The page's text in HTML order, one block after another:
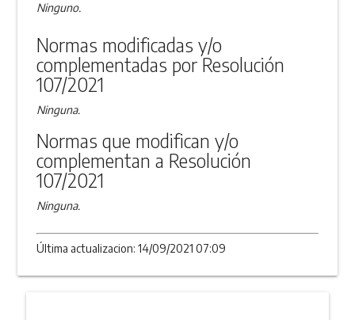
Ninguno.
Normas modificadas y/o
complementadas por Resolución
107/2021
Ninguna.
Normas que modifican y/o
complementan a Resolución
107/2021
Ninguna.
Última actualizacion: 14/09/2021 07:09